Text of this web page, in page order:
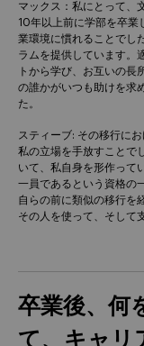
マックス：私にとって、
10年以上前に学部を卒業
業環境に慣れることでし
ラムを提供しています。
トから学び、お互いの長
の誰かがいつも助けを求
た。
スティーブ: その移行に
私の立場を手放すことで
いて、私自身を形作って
一員であるという資格の
自らの前に類似の移行を
その人を使って、そして
卒業後、何
て、キャリ